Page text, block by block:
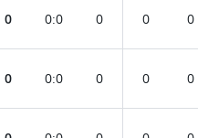
0 0:0 0 0 0
0 0:0 0 0 0